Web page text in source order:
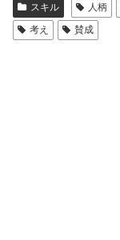
スキル 人柄
考え
賛成